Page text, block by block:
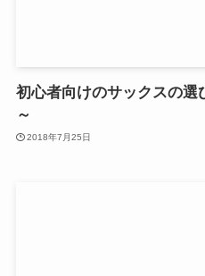
初心者向けのサックスの選
～
2018年7月25日